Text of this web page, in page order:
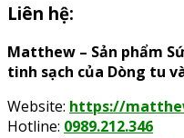
Liên hệ:
Matthew – Sản phẩm
tinh sạch của Dòng tu
Website: https://
Hotline: 0989.212.346